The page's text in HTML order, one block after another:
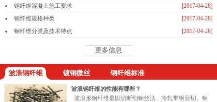
[2017-04-28]
钢纤维混凝土施工要求
[2017-04-28]
钢纤维规格种类
[2017-04-28]
钢纤维分类及技术特点
更多信息
波浪钢纤维 镀铜微丝 钢纤维标准
波浪钢纤维的性能有哪些？
波浪形钢纤维是以切断细钢丝法、冷轧带钢剪切、钢